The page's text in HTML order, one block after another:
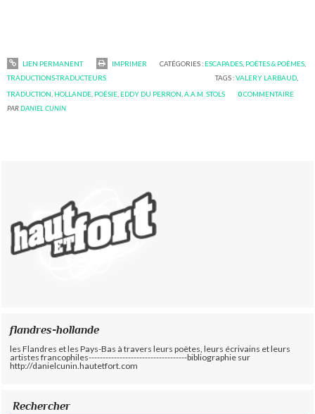
LIEN PERMANENT IMPRIMER CATÉGORIES : ESCAPADES POÈTES & POÈMES
TRADUCTIONS-TRADUCTEURS
TAGS :VALERY LARBAUD,
TRADUCTION HOLLANDE POÉSIE EDDY DU PERRON ,A.A.M. STOLS 0COMMENTAIRE
PARDANIEL CUNIN
flandres-hollande
les Flandres et les Pays-Bas à travers leurs poètes, leurs écrivains et leurs
artistes francophiles-----------------------------------bibliographie sur
http://danielcunin.hautetfort.com
Rechercher